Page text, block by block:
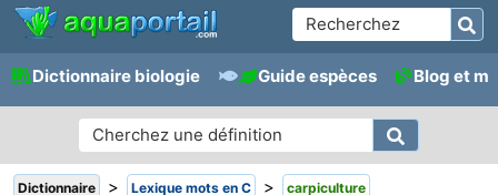
Dictionnaire biologie Guide espèces Blog et
Dictionnaire > Lexique mots en C > carpiculture